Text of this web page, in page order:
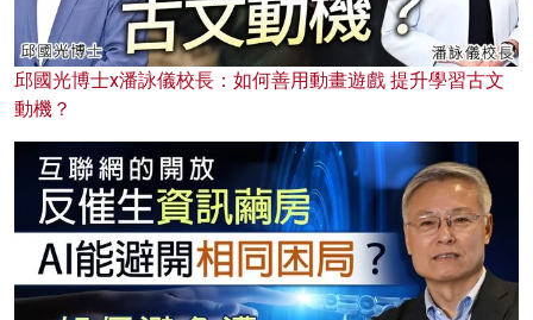
邱國光博士x潘詠儀校長：如何善用動畫遊戲 提升學習古文
動機？